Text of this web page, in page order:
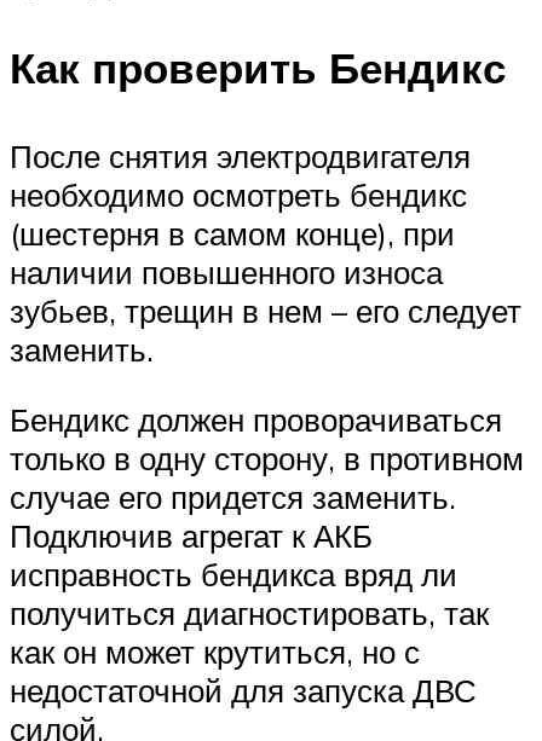
Как проверить Бендикс
После снятия электродвигателя
необходимо осмотреть бендикс
(шестерня в самом конце), при
наличии повышенного износа
зубьев, трещин в нем – его следует
заменить.
Бендикс должен проворачиваться
только в одну сторону, в противном
случае его придется заменить.
Подключив агрегат к АКБ
исправность бендикса вряд ли
получиться диагностировать, так
как он может крутиться, но с
недостаточной для запуска ДВС
силой.